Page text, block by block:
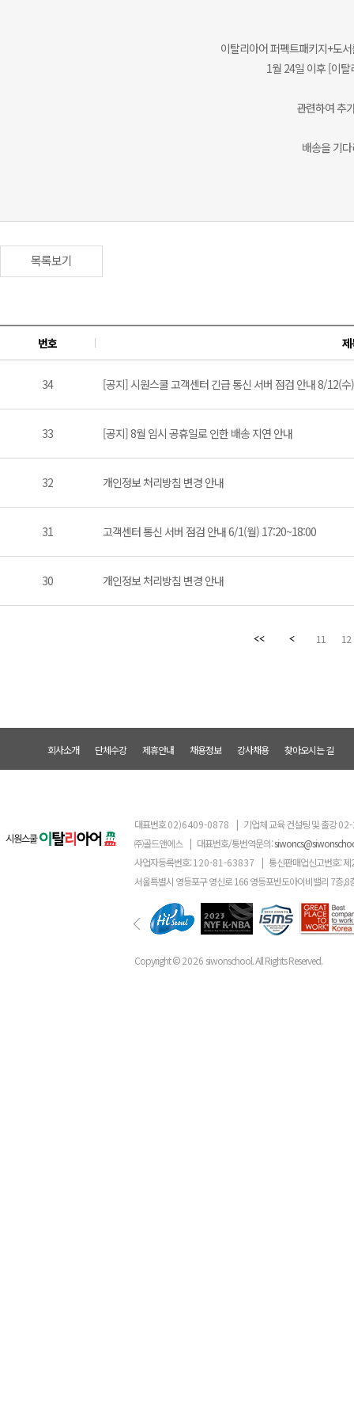
이탈리아어 퍼펙트패키지+도
1월 24일 이후 [이
관련하여 추
배송을 기
목록보기
번호
34 [공지] 시원스쿨 고객센터 긴급 통신 서버 점검 안내 8/12(
33 [공지] 8월 임시 공휴일로 인한 배송 지연 안내
32 개인정보 처리방침 변경 안내
31 고객센터 통신 서버 점검 안내 6/1(월) 17:20~18:00
30 개인정보 처리방침 변경 안내
11 12
회사소개 단체수강 제휴안내 채용정보 강사채용 찾아오시는 길
대표번호02)6409-0878 | 기업체 교육 컨설팅 및 출강
㈜골드앤에스 | 대표번호/통번역문의:
사업자등록번호:120-81-63837 | 통신판매업신고번호: 제
서울특별시 영등포구 영신로 166 영등포반도아이비밸리 7층,8
Copyright ©2026 siwonschool. All Rights Reserved.